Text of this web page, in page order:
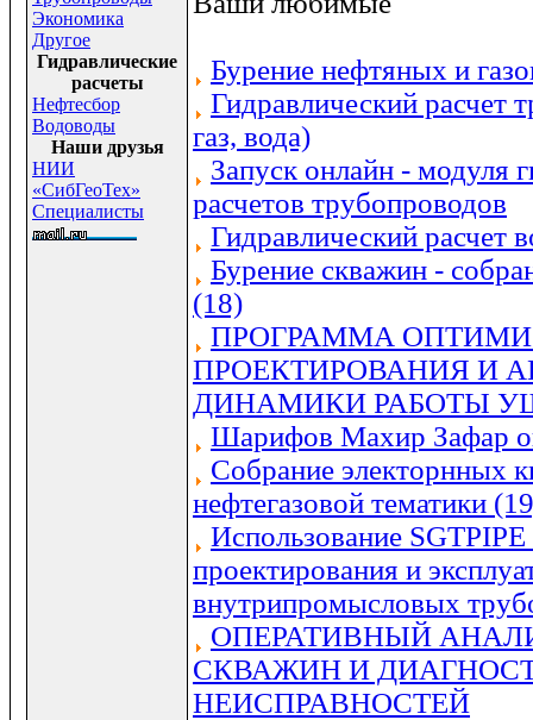
Экономика
Другое
Гидравлические
расчеты
Нефтесбор
Водоводы
Наши друзья
НИИ
«СибГеоТех»
Специалисты
Бурение нефтяных и
Гидравлический расчет
газ, вода)
Запуск онлайн - модуля
расчетов трубопроводов
Гидравлический расчет
Бурение скважин -
(18)
ПРОГРАММА
ПРОЕКТИРОВАНИЯ И
ДИНАМИКИ РАБОТЫ
Шарифов Махир Зафар
Собрание электорнных
нефтегазовой тематики
Использование
проектирования и
внутрипромысловых
ОПЕРАТИВНЫЙ
СКВАЖИН И
НЕИСПРАВНОСТЕЙ